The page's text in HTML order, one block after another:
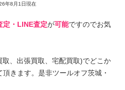
年8月1日現在
定・LINE査定が可能ですのでお気
、出張買取、宅配買取)でどこか
きます。是非ツールオフ茨城・